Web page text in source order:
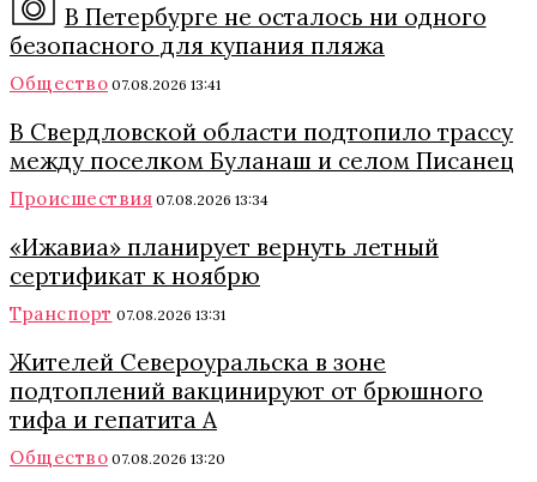
В Петербурге не осталось ни одного
безопасного для купания пляжа
Общество 07.08.2026 13:41
В Свердловской области подтопило трассу
между поселком Буланаш и селом Писанец
Происшествия 07.08.2026 13:34
«Ижавиа» планирует вернуть летный
сертификат к ноябрю
Транспорт 07.08.2026 13:31
Жителей Североуральска в зоне
подтоплений вакцинируют от брюшного
тифа и гепатита А
Общество 07.08.2026 13:20